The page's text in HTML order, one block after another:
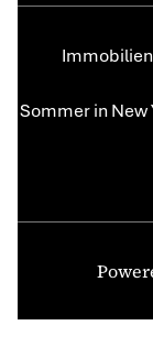
Sommer in New